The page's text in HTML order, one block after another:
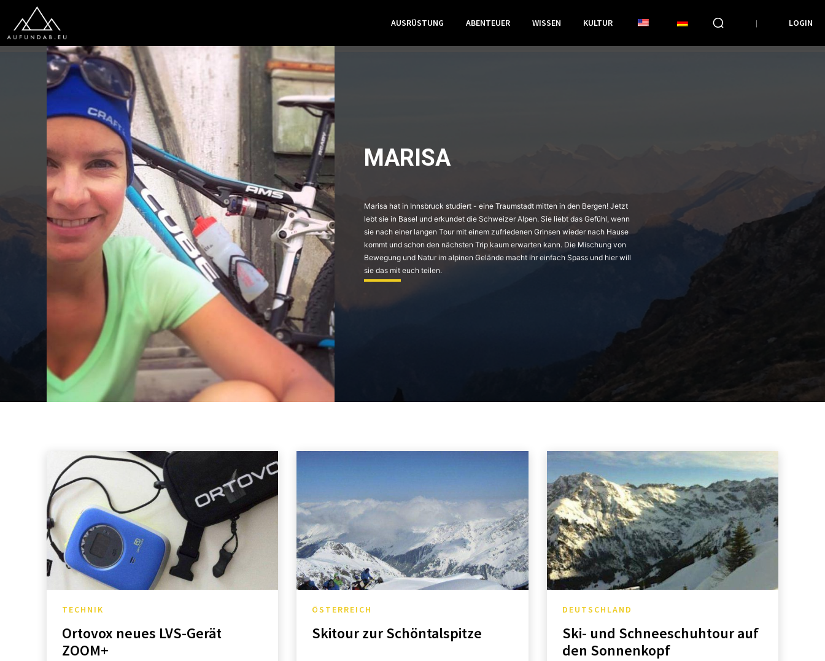
AUSRÜSTUNG ABENTEUER WISSEN KULTUR LOGIN
MARISA
Marisa hat in Innsbruck studiert - eine Traumstadt mitten in den Bergen! Jetzt
lebt sie in Basel und erkundet die Schweizer Alpen. Sie liebt das Gefühl, wenn
sie nach einer langen Tour mit einem zufriedenen Grinsen wieder nach Hause
kommt und schon den nächsten Trip kaum erwarten kann. Die Mischung von
Bewegung und Natur im alpinen Gelände macht ihr einfach Spass und hier will
sie das mit euch teilen.
TECHNIK
Ortovox neues LVS-Gerät
ZOOM+
ÖSTERREICH
Skitour zur Schöntalspitze
DEUTSCHLAND
Ski- und Schneeschuhtour auf
den Sonnenkopf